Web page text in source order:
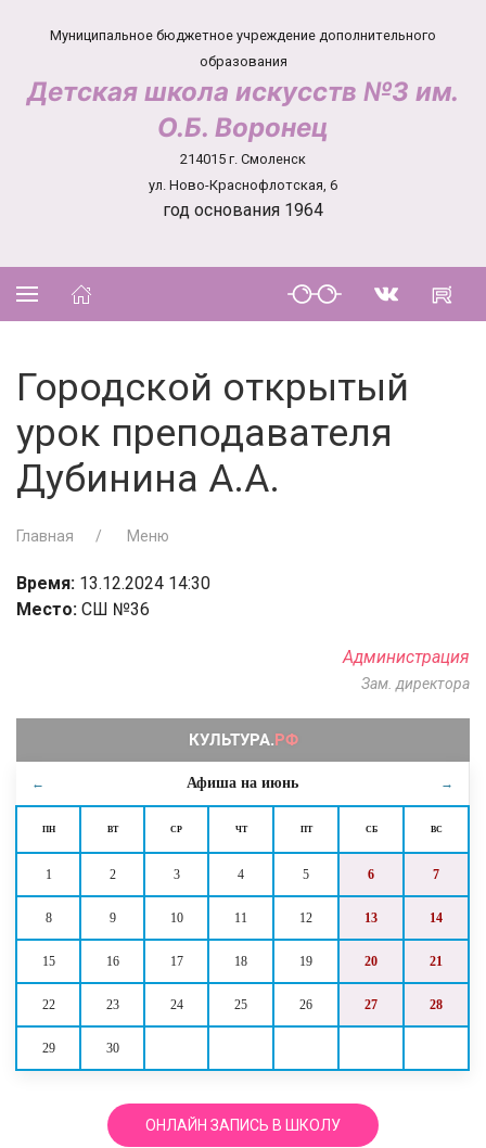
Муниципальное бюджетное учреждение дополнительного
образования
Детская школа искусств №3 им.
О.Б. Воронец
214015 г. Смоленск
ул. Ново-Краснофлотская, 6
год основания 1964
← Афиша на июнь →
ПН ВТ СР ЧТ ПТ СБ ВС
1 2 3 4 5 6 7
8 9 10 11 12 13 14
15 16 17 18 19 20 21
22 23 24 25 26 27 28
29 30
ОНЛАЙН ЗАПИСЬ В ШКОЛУ
Городской открытый
урок преподавателя
Дубинина А.А.
Главная Меню
Время: 13.12.2024 14:30
Место: СШ №36
Администрация
Зам. директора